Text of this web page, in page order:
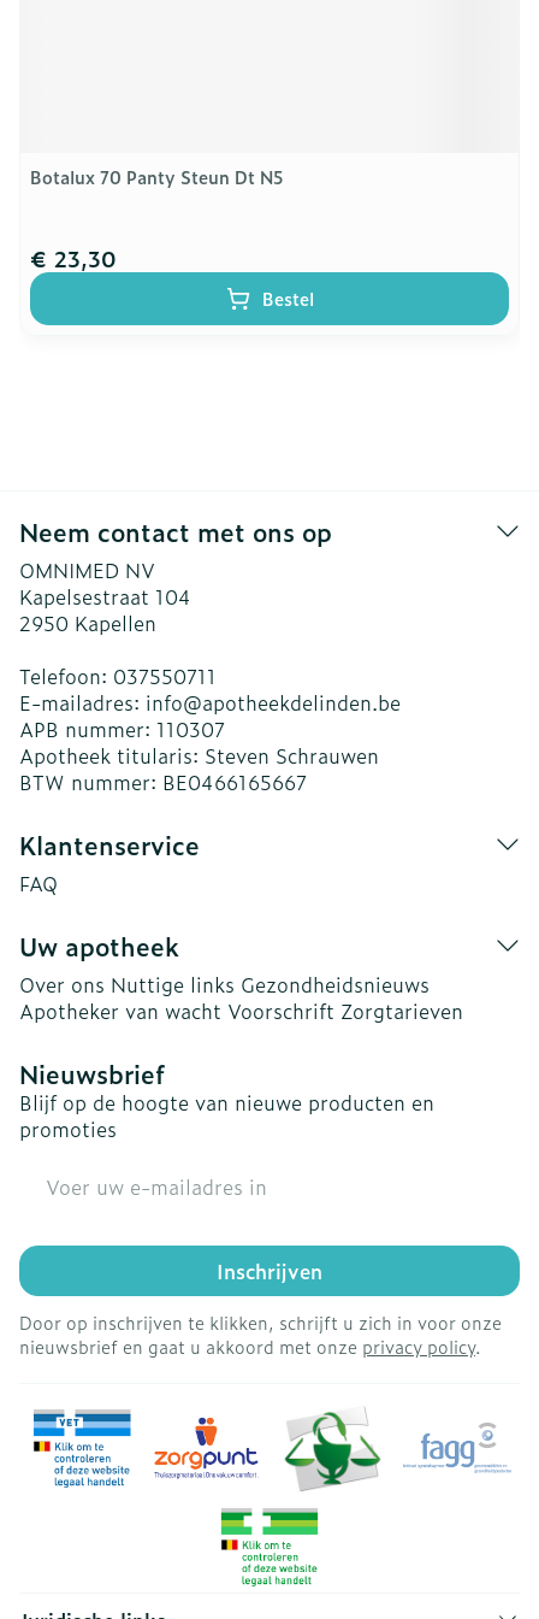
Botalux 70 Panty Steun Dt N5
€ 23,30
Bestel
Neem contact met ons op
OMNIMED NV
Kapelsestraat 104
2950 Kapellen
Telefoon: 037550711
E-mailadres: info@apotheekdelinden.be
APB nummer: 110307
Apotheek titularis: Steven Schrauwen
BTW nummer: BE0466165667
Klantenservice
FAQ
Uw apotheek
Over ons Nuttige links Gezondheidsnieuws
Apotheker van wacht Voorschrift Zorgtarieven
Nieuwsbrief
Blijf op de hoogte van nieuwe producten en
promoties
Inschrijven
Door op inschrijven te klikken, schrijft u zich in voor onze
nieuwsbrief en gaat u akkoord met onze privacy policy.